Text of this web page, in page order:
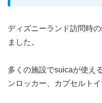
ディズニーランド訪問時
ました。
多くの施設でsuicaが使え
ンロッカー、カプセルト